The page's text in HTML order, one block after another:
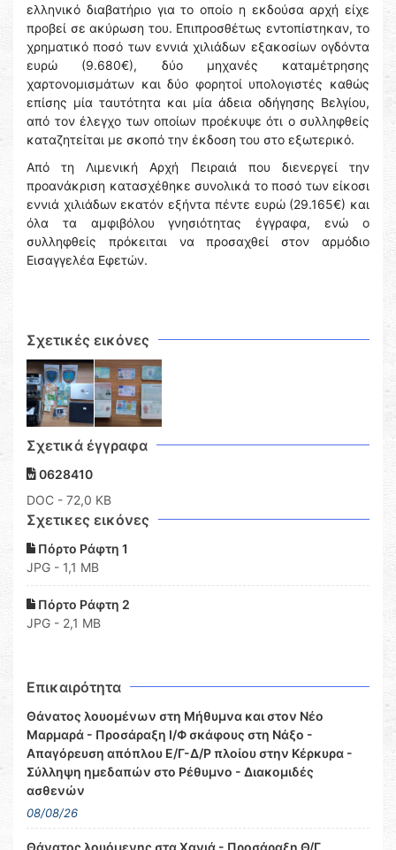
ελληνικό διαβατήριο για το οποίο η εκδούσα αρχή είχε
προβεί σε ακύρωση του. Επιπροσθέτως εντοπίστηκαν, το
χρηματικό ποσό των εννιά χιλιάδων εξακοσίων ογδόντα
ευρώ (9.680€), δύο μηχανές καταμέτρησης
χαρτονομισμάτων και δύο φορητοί υπολογιστές καθώς
επίσης μία ταυτότητα και μία άδεια οδήγησης Βελγίου,
από τον έλεγχο των οποίων προέκυψε ότι ο συλληφθείς
καταζητείται με σκοπό την έκδοση του στο εξωτερικό.
Από τη Λιμενική Αρχή Πειραιά που διενεργεί την
προανάκριση κατασχέθηκε συνολικά το ποσό των είκοσι
εννιά χιλιάδων εκατόν εξήντα πέντε ευρώ (29.165€) και
όλα τα αμφιβόλου γνησιότητας έγγραφα, ενώ ο
συλληφθείς πρόκειται να προσαχθεί στον αρμόδιο
Εισαγγελέα Εφετών.
Σχετικές εικόνες
Σχετικά έγγραφα
0628410
DOC - 72,0 KB
Σχετικες εικόνες
Πόρτο Ράφτη 1
JPG - 1,1 MB
Πόρτο Ράφτη 2
JPG - 2,1 MB
Επικαιρότητα
Θάνατος λουομένων στη Μήθυμνα και στον Νέο
Μαρμαρά - Προσάραξη Ι/Φ σκάφους στη Νάξο -
Απαγόρευση απόπλου Ε/Γ-Δ/Ρ πλοίου στην Κέρκυρα -
Σύλληψη ημεδαπών στο Ρέθυμνο - Διακομιδές
ασθενών
08/08/26